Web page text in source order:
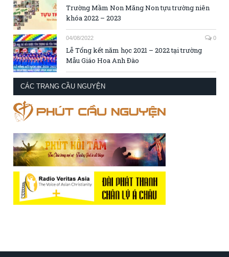
Trường Mầm Non Măng Non tựu trường niên
khóa 2022 – 2023
04/08/2022 0
Lễ Tổng kết năm học 2021 – 2022 tại trường
Mẫu Giáo Hoa Anh Đào
CÁC TRANG CẦU NGUYỆN